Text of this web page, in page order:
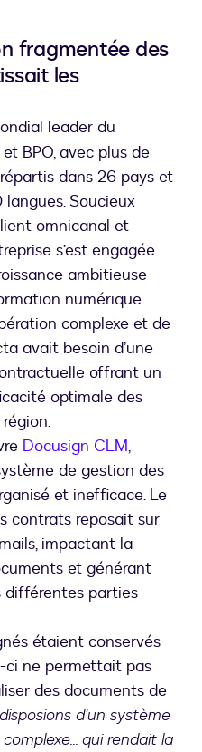
fragmentée des
les
nouvel onglet
leader du
BPO, avec plus de
dans 26 pays et
Soucieux
omnicanal et
s’est engagée
ambitieuse
numérique.
complexe et de
avait besoin d’une
offrant un
optimale des
Docusign CLM,
de gestion des
et inefficace. Le
contrats reposait sur
impactant la
et générant
différentes parties
étaient conservés
ci ne permettait pas
des documents de
d’un système
qui rendait la